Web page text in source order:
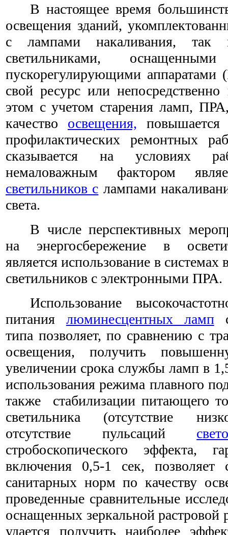
В настоящее время
освещения зданий,
с лампами накаливания, так
светильниками, оснащенными
пускорегулирующими аппаратами
свой ресурс или
этом с учетом старения ламп,
качество освещения, повышается
профилактических ремонтных
сказывается на условиях
немаловажным фактором
светильников с лампами
света.
В числе перспективных
на энергосбережение в
является использование в
светильников с электронными ПРА.
Использование
питания люминесцентных ламп
типа позволяет, по сравнению с
освещения, получить
увеличении срока службы ламп в
использования режима плавного
также стабилизации питающего
светильника (отсутствие
отсутствие пульсаций
стробоскопического эффекта,
включения 0,5-1 сек, позволяет
санитарных норм по качеству
проведенные сравнительные
оснащенных зеркальной растровой
удается получить наиболее